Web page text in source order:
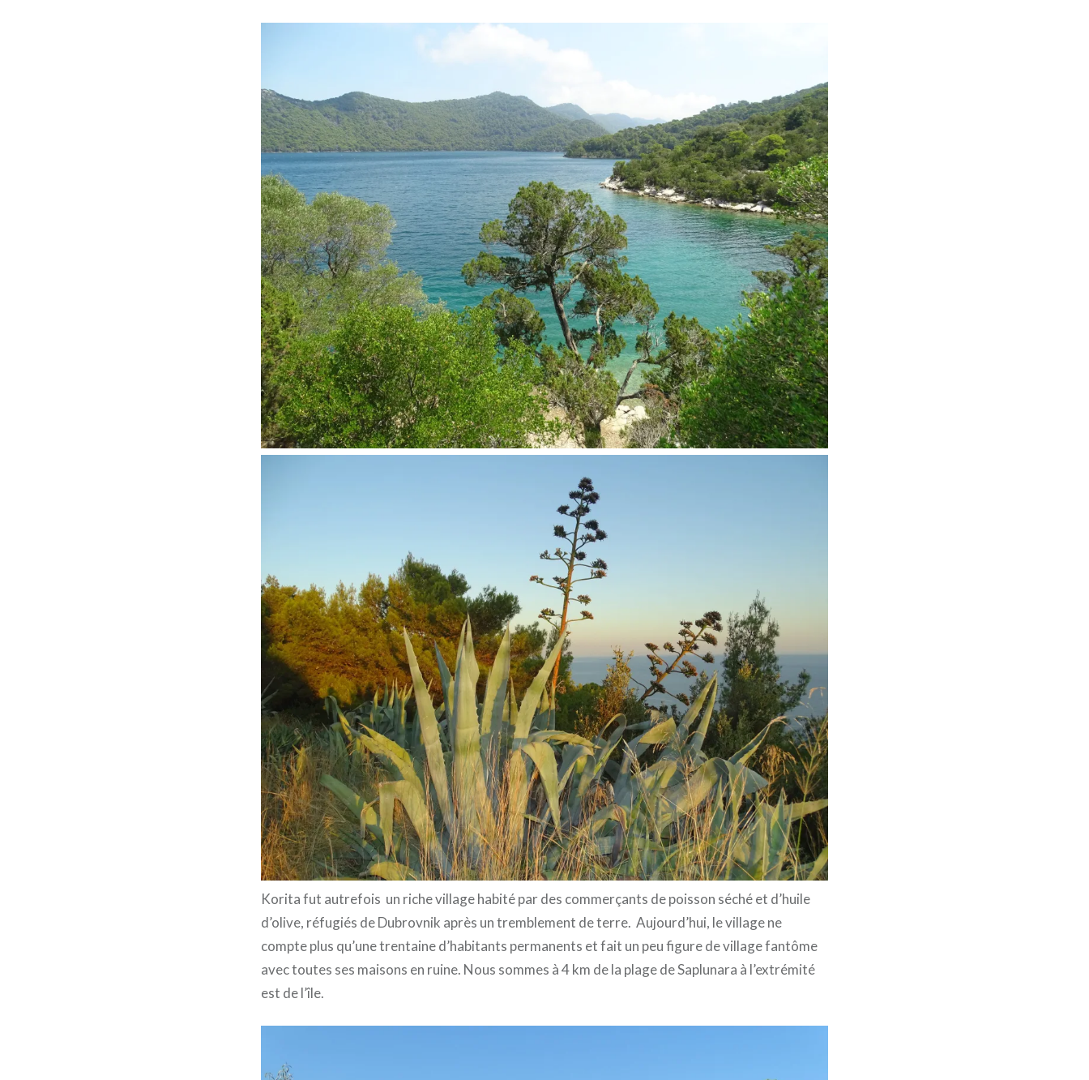
Korita fut autrefois un riche village habité par des commerçants de poisson séché et d’huile
d’olive, réfugiés de Dubrovnik après un tremblement de terre. Aujourd’hui, le village ne
compte plus qu’une trentaine d’habitants permanents et fait un peu figure de village fantôme
avec toutes ses maisons en ruine. Nous sommes à 4 km de la plage de Saplunara à l’extrémité
est de l’île.